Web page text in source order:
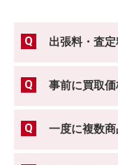
出張料・査
事前に買取
一度に複数